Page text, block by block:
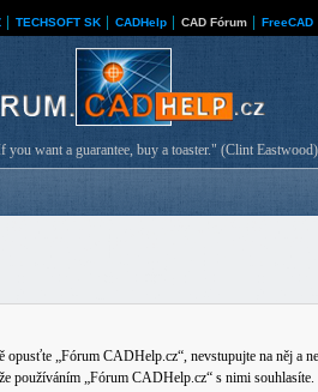
TECHSOFT SK CADHelp CAD Fórum FreeCAD
want a guarantee, buy a toaster." (Clint Eastwood)
„Fórum CADHelp.cz“, nevstupujte na něj
používáním „Fórum CADHelp.cz“ s nimi souhlasíte.